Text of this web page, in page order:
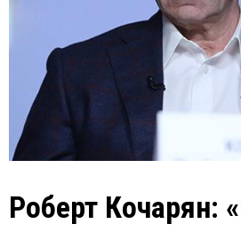
Роберт Кочарян: